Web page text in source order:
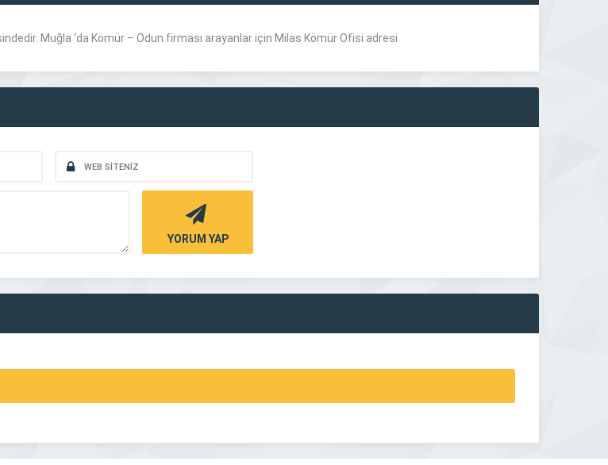
Muğla ‘da Kömür – Odun firması arayanlar için Milas Kömür Ofisi adresi
YORUM YAP